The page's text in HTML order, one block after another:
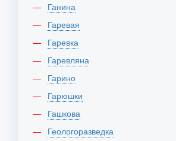
Ганина
Гаревая
Гаревка
Гаревляна
Гарино
Гарюшки
Гашкова
Геологоразведка